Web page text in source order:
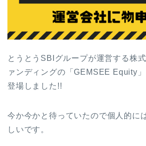
とうとうSBIグループが運営する株
ァンディングの「GEMSEE Equity
登場しました!!
今か今かと待っていたので個人的に
しいです。